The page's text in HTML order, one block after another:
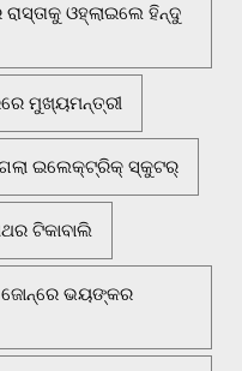
ଓହ୍ଲାଇଲେ ହିନ୍ଦୁ
ମୁଖ୍ୟମନ୍ତ୍ରୀ
ଇଲେକ୍ଟ୍ରିକ୍ ସ୍କୁଟର୍
ଟିକାବାଲି
ଜୋନ୍‌ରେ ଭୟଙ୍କର